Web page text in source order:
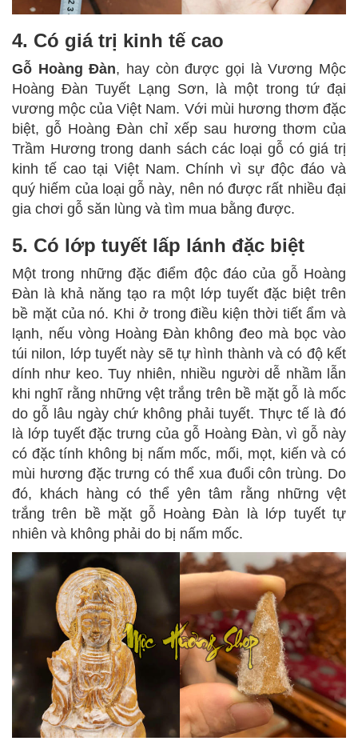
4. Có giá trị kinh tế cao
Gỗ Hoàng Đàn, hay còn được gọi là Vương Mộc
Hoàng Đàn Tuyết Lạng Sơn, là một trong tứ đại
vương mộc của Việt Nam. Với mùi hương thơm đặc
biệt, gỗ Hoàng Đàn chỉ xếp sau hương thơm của
Trầm Hương trong danh sách các loại gỗ có giá trị
kinh tế cao tại Việt Nam. Chính vì sự độc đáo và
quý hiếm của loại gỗ này, nên nó được rất nhiều đại
gia chơi gỗ săn lùng và tìm mua bằng được.
5. Có lớp tuyết lấp lánh đặc biệt
Một trong những đặc điểm độc đáo của gỗ Hoàng
Đàn là khả năng tạo ra một lớp tuyết đặc biệt trên
bề mặt của nó. Khi ở trong điều kiện thời tiết ẩm và
lạnh, nếu vòng Hoàng Đàn không đeo mà bọc vào
túi nilon, lớp tuyết này sẽ tự hình thành và có độ kết
dính như keo. Tuy nhiên, nhiều người dễ nhầm lẫn
khi nghĩ rằng những vệt trắng trên bề mặt gỗ là mốc
do gỗ lâu ngày chứ không phải tuyết. Thực tế là đó
là lớp tuyết đặc trưng của gỗ Hoàng Đàn, vì gỗ này
có đặc tính không bị nấm mốc, mối, mọt, kiến và có
mùi hương đặc trưng có thể xua đuổi côn trùng. Do
đó, khách hàng có thể yên tâm rằng những vệt
trắng trên bề mặt gỗ Hoàng Đàn là lớp tuyết tự
nhiên và không phải do bị nấm mốc.